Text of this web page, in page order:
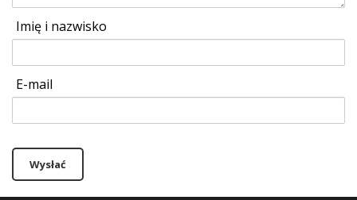
Imię i nazwisko
E-mail
Wysłać